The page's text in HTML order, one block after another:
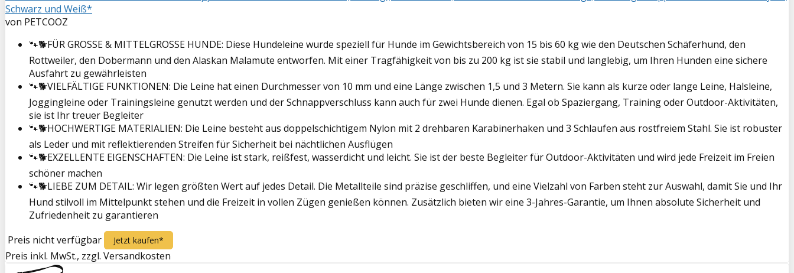
Schwarz und Weiß*
von PETCOOZ
🐾🐕FÜR GROSSE & MITTELGROSSE HUNDE: Diese Hundeleine wurde speziell für Hunde im Gewichtsbereich von 15 bis 60 kg wie den Deutschen Schäferhund, den
Rottweiler, den Dobermann und den Alaskan Malamute entworfen. Mit einer Tragfähigkeit von bis zu 200 kg ist sie stabil und langlebig, um Ihren Hunden eine sichere
Ausfahrt zu gewährleisten
🐾🐕VIELFÄLTIGE FUNKTIONEN: Die Leine hat einen Durchmesser von 10 mm und eine Länge zwischen 1,5 und 3 Metern. Sie kann als kurze oder lange Leine, Halsleine,
Joggingleine oder Trainingsleine genutzt werden und der Schnappverschluss kann auch für zwei Hunde dienen. Egal ob Spaziergang, Training oder Outdoor-Aktivitäten,
sie ist Ihr treuer Begleiter
🐾🐕HOCHWERTIGE MATERIALIEN: Die Leine besteht aus doppelschichtigem Nylon mit 2 drehbaren Karabinerhaken und 3 Schlaufen aus rostfreiem Stahl. Sie ist robuster
als Leder und mit reflektierenden Streifen für Sicherheit bei nächtlichen Ausflügen
🐾🐕EXZELLENTE EIGENSCHAFTEN: Die Leine ist stark, reißfest, wasserdicht und leicht. Sie ist der beste Begleiter für Outdoor-Aktivitäten und wird jede Freizeit im Freien
schöner machen
🐾🐕LIEBE ZUM DETAIL: Wir legen größten Wert auf jedes Detail. Die Metallteile sind präzise geschliffen, und eine Vielzahl von Farben steht zur Auswahl, damit Sie und Ihr
Hund stilvoll im Mittelpunkt stehen und die Freizeit in vollen Zügen genießen können. Zusätzlich bieten wir eine 3-Jahres-Garantie, um Ihnen absolute Sicherheit und
Zufriedenheit zu garantieren
Preis nicht verfügbar
Jetzt kaufen*
Preis inkl. MwSt., zzgl. Versandkosten